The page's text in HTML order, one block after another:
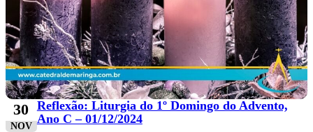
30
NOV
Reflexão: Liturgia do 1º Domingo do Advento,
Ano C – 01/12/2024